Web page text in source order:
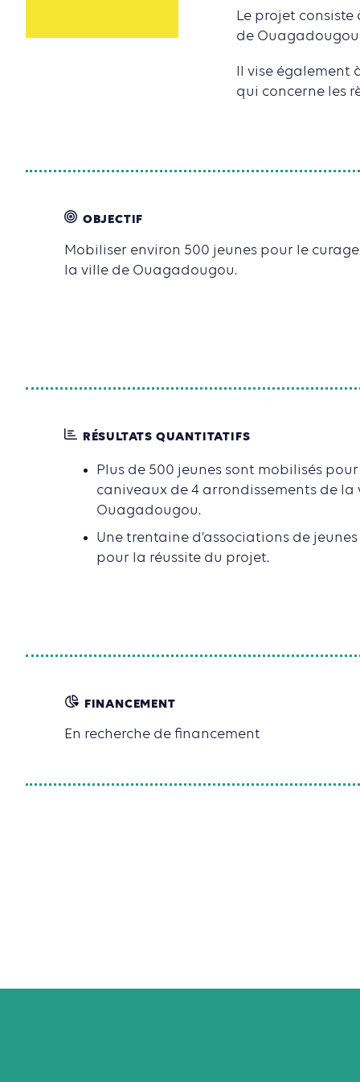
Le projet
de Ouagadougou
Il vise
qui concerne les
OBJECTIF
Mobiliser environ 500 jeunes pour le
la ville de Ouagadougou.
RÉSULTATS QUANTITATIFS
Plus de 500 jeunes sont mobilisés
caniveaux de 4 arrondissements de la
Ouagadougou.
Une trentaine d’associations de
pour la réussite du projet.
FINANCEMENT
En recherche de financement